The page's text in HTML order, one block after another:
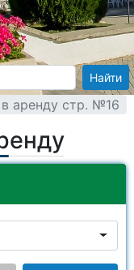
Найти
аренду стр. №16